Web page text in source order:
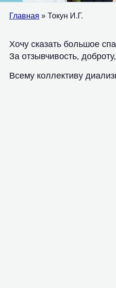
Главная » Токун И.Г.
Хочу сказать большое
За отзывчивость,
Всему коллективу